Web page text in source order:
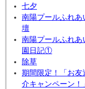
七夕
南陽プールふれあ
壇
南陽プールふれあ
園日記①
除草
期間限定！「お友
介キャンペーン！